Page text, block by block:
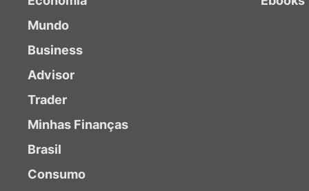
Mundo
Business
Advisor
Trader
Minhas Finanças
Brasil
Consumo